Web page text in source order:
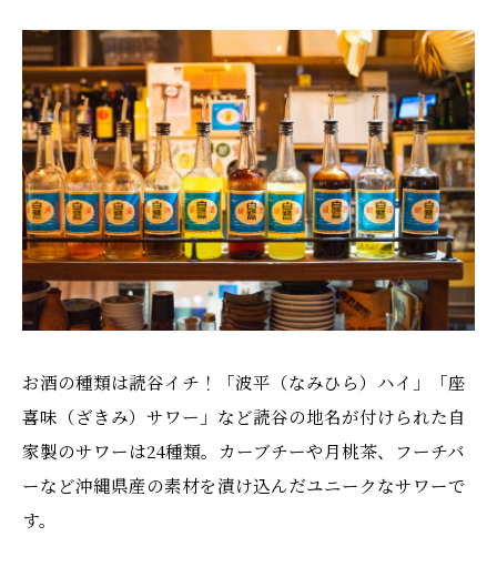
お酒の種類は読谷イチ！「波平（なみひら）ハイ」「座
喜味（ざきみ）サワー」など読谷の地名が付けられた自
家製のサワーは24種類。カーブチーや月桃茶、フーチバ
ーなど沖縄県産の素材を漬け込んだユニークなサワーで
す。